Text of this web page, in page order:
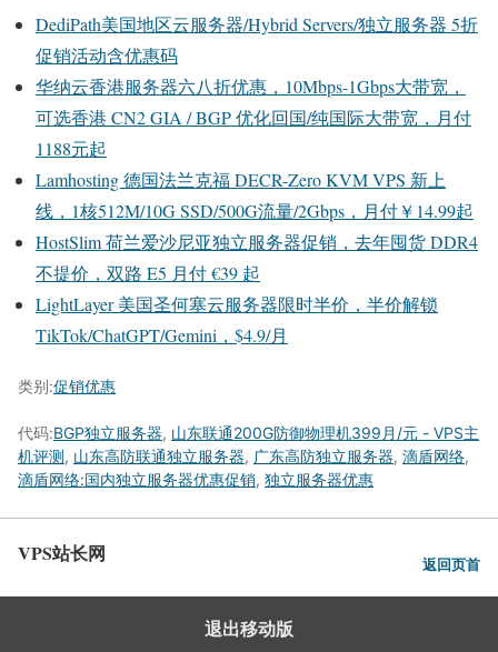
DediPath美国地区云服务器/Hybrid Servers/独立服务器 5折
促销活动含优惠码
华纳云香港服务器六八折优惠，10Mbps-1Gbps大带宽，
可选香港 CN2 GIA / BGP 优化回国/纯国际大带宽，月付
1188元起
Lamhosting 德国法兰克福 DECR-Zero KVM VPS 新上
线，1核512M/10G SSD/500G流量/2Gbps，月付￥14.99起
HostSlim 荷兰爱沙尼亚独立服务器促销，去年囤货 DDR4
不提价，双路 E5 月付 €39 起
LightLayer 美国圣何塞云服务器限时半价，半价解锁
TikTok/ChatGPT/Gemini，$4.9/月
类别:促销优惠
代码:BGP独立服务器, 山东联通200G防御物理机399月/元 - VPS主
机评测, 山东高防联通独立服务器, 广东高防独立服务器, 滴盾网络,
滴盾网络:国内独立服务器优惠促销, 独立服务器优惠
VPS站长网 返回页首
退出移动版